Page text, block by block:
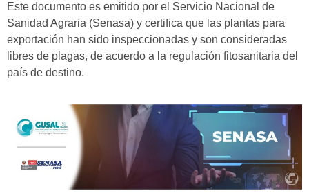
Este documento es emitido por el Servicio Nacional de
Sanidad Agraria (Senasa) y certifica que las plantas para
exportación han sido inspeccionadas y son consideradas
libres de plagas, de acuerdo a la regulación fitosanitaria del
país de destino.